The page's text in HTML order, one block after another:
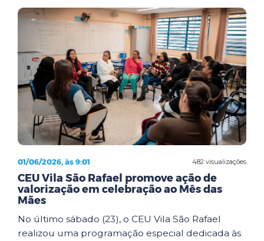
482 visualizações
01/06/2026, às 9:01
CEU Vila São Rafael promove ação de
valorização em celebração ao Mês das
Mães
No último sábado (23), o CEU Vila São Rafael
realizou uma programação especial dedicada às